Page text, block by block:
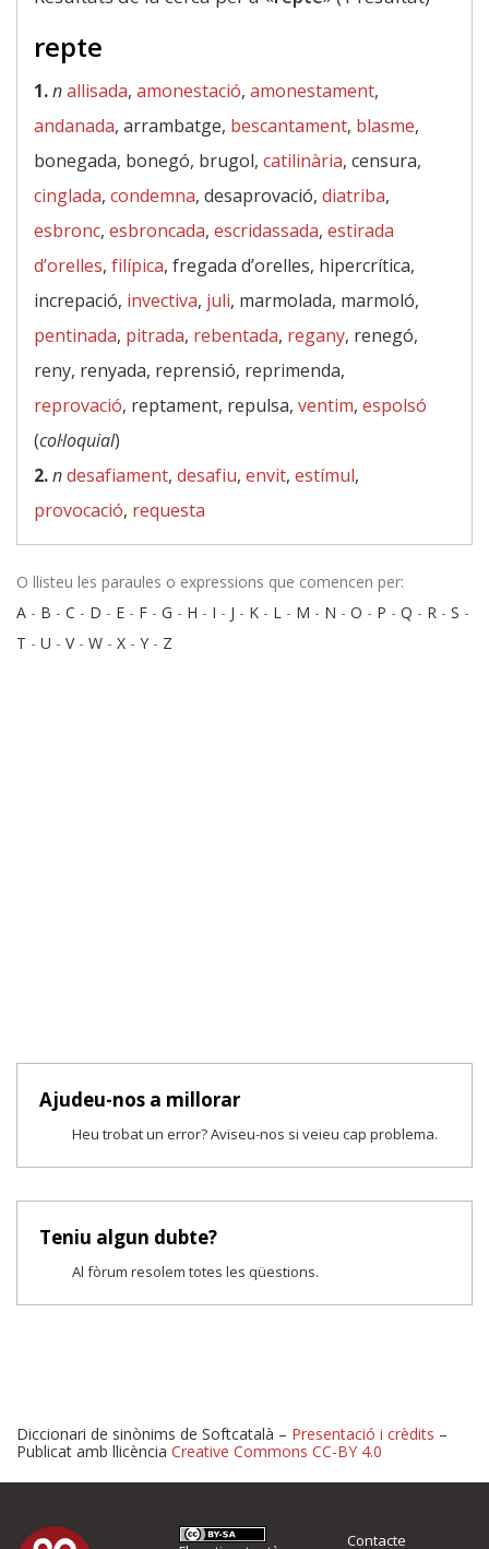
repte
1.nallisada, amonestació, amonestament,
andanada, arrambatge, bescantament, blasme,
bonegada, bonegó, brugol, catilinària, censura,
cinglada, condemna, desaprovació, diatriba,
esbronc, esbroncada, escridassada, estirada
d’orelles, filípica, fregada d’orelles, hipercrítica,
increpació, invectiva, juli, marmolada, marmoló,
pentinada, pitrada, rebentada, regany, renegó,
reny, renyada, reprensió, reprimenda,
reprovació, reptament, repulsa, ventim, espolsó
(col·loquial)
2.ndesafiament, desafiu, envit, estímul,
provocació, requesta
O llisteu les paraules o expressions que comencen per:
A - B - C - D - E - F - G - H - I - J - K - L - M - N - O - P - Q - R - S -
T - U - V- W - X - Y - Z
Ajudeu-nos a millorar
Heu trobat un error? Aviseu-nos si veieu cap problema.
Teniu algun dubte?
Al fòrum resolem totes les qüestions.
Proposeu-nos millores o
Diccionari de sinònims de Softcatalà – Presentació i crèdits –
Publicat amb llicència Creative Commons CC-BY 4.0
Contacte